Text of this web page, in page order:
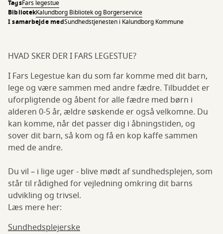
TagsFars legestue
BibliotekKalundborg Bibliotek og Borgerservice
I samarbejde med​​Sundhedstjenesten i Kalundborg Kommune​
HVAD SKER DER I FARS LEGESTUE?
I Fars Legestue kan du som far komme med dit barn,
lege og være sammen med andre fædre. Tilbuddet er
uforpligtende og åbent for alle fædre med børn i
alderen 0-5 år, ældre søskende er også velkomne. Du
kan komme, når det passer dig i åbningstiden, og
sover dit barn, så kom og få en kop kaffe sammen
med de andre.
Du vil – i lige uger - blive mødt af sundhedsplejen, som
står til rådighed for vejledning omkring dit barns
udvikling og trivsel.
Læs mere her:
Sundhedsplejerske